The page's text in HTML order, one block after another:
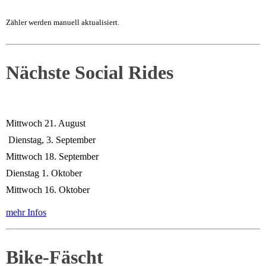
Zähler werden manuell aktualisiert.
Nächste Social Rides
Mittwoch 21. August
Dienstag, 3. September
Mittwoch 18. September
Dienstag 1. Oktober
Mittwoch 16. Oktober
mehr Infos
Bike-Fäscht